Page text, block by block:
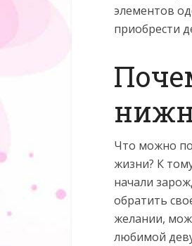
элементов
приобрести
Что можно
жизни? К
начали
обратить
желании,
любимой